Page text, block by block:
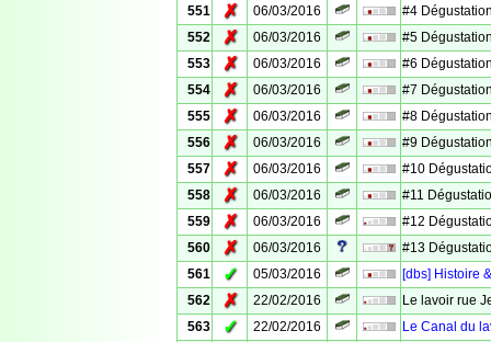
551
✗ 06/03/2016
#4
552
✗ 06/03/2016
#5
553
✗ 06/03/2016
#6
554
✗ 06/03/2016
#7
555
✗ 06/03/2016
#8
556
✗ 06/03/2016
#9
557
✗ 06/03/2016
#10
558
✗ 06/03/2016
#11
559
✗ 06/03/2016
#12
560
✗ 06/03/2016
#13
561
✓ 05/03/2016
[dbs] Histoire
562
✗ 22/02/2016
Le lavoir rue
563
✓ 22/02/2016
Le Canal du